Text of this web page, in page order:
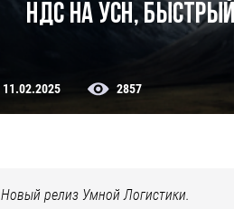
НДС на УСН,
11.02.2025 2857
Новый релиз Умной Логистики.